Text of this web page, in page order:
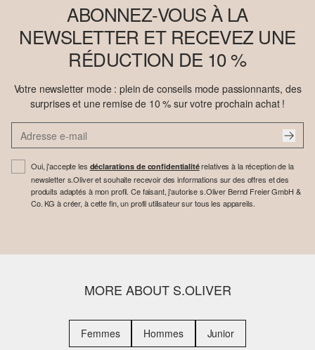
ABONNEZ-VOUS À LA
NEWSLETTER ET RECEVEZ UNE
RÉDUCTION DE 10 %
Votre newsletter mode : plein de conseils mode passionnants, des
surprises et une remise de 10 % sur votre prochain achat !
Oui, j'accepte les déclarations de confidentialitérelatives à la réception de la
newsletter s.Oliver et souhaite recevoir des informations sur des offres et des
produits adaptés à mon profil. Ce faisant, j'autorise s.Oliver Bernd Freier GmbH &
Co. KG à créer, à cette fin, un profil utilisateur sur tous les appareils.
MORE ABOUT S.OLIVER
Femmes Hommes Junior